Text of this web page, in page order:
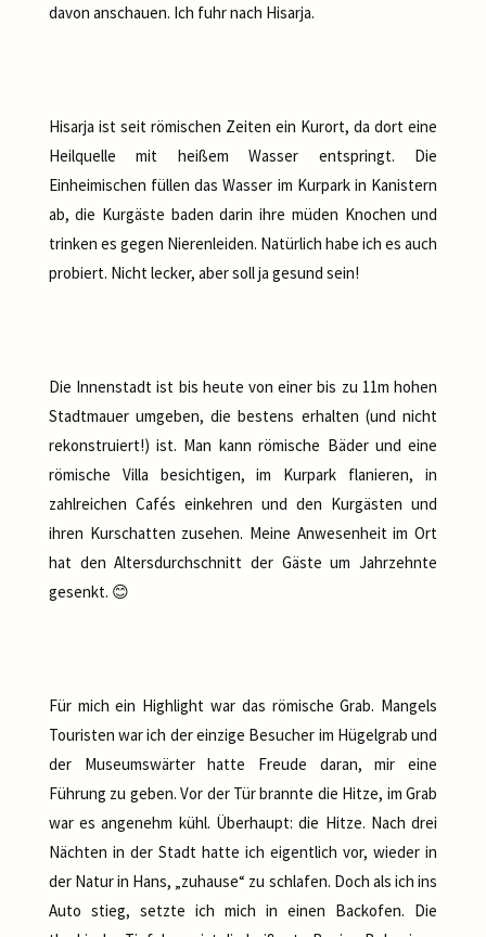
davon anschauen. Ich fuhr nach Hisarja.
Hisarja ist seit römischen Zeiten ein Kurort, da dort eine
Heilquelle mit heißem Wasser entspringt. Die
Einheimischen füllen das Wasser im Kurpark in Kanistern
ab, die Kurgäste baden darin ihre müden Knochen und
trinken es gegen Nierenleiden. Natürlich habe ich es auch
probiert. Nicht lecker, aber soll ja gesund sein!
Die Innenstadt ist bis heute von einer bis zu 11m hohen
Stadtmauer umgeben, die bestens erhalten (und nicht
rekonstruiert!) ist. Man kann römische Bäder und eine
römische Villa besichtigen, im Kurpark flanieren, in
zahlreichen Cafés einkehren und den Kurgästen und
ihren Kurschatten zusehen. Meine Anwesenheit im Ort
hat den Altersdurchschnitt der Gäste um Jahrzehnte
gesenkt. 😊
Für mich ein Highlight war das römische Grab. Mangels
Touristen war ich der einzige Besucher im Hügelgrab und
der Museumswärter hatte Freude daran, mir eine
Führung zu geben. Vor der Tür brannte die Hitze, im Grab
war es angenehm kühl. Überhaupt: die Hitze. Nach drei
Nächten in der Stadt hatte ich eigentlich vor, wieder in
der Natur in Hans, „zuhause“ zu schlafen. Doch als ich ins
Auto stieg, setzte ich mich in einen Backofen. Die